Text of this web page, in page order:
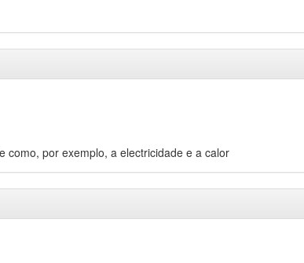
como, por exemplo, a electricidade e a calor